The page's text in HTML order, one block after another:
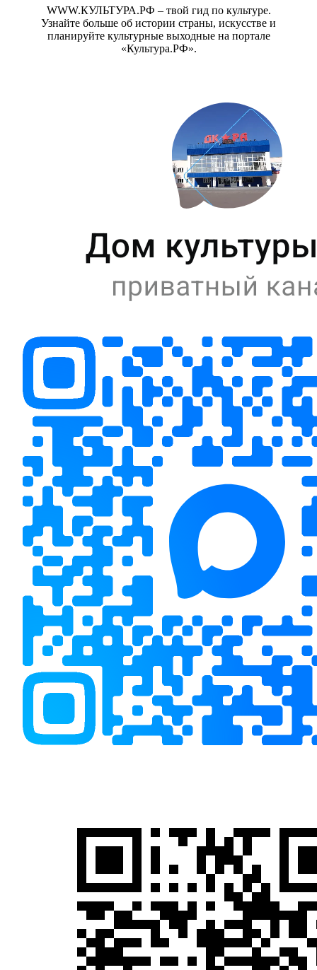
WWW.КУЛЬТУРА.РФ – твой гид по культуре.
Узнайте больше об истории страны, искусстве и
планируйте культурные выходные на портале
«Культура.РФ».